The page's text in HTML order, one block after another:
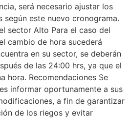
será necesario ajustar los
según este nuevo cronograma.
sector Alto Para el caso del
cambio de hora sucederá
en su sector, se deberán
de las 24:00 hrs, ya que el
hora. Recomendaciones Se
informar oportunamente a sus
a fin de garantizar
de los riegos y evitar